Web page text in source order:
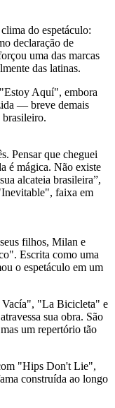
do espetáculo:
declaração de
uma das marcas
das latinas.
Aquí", embora
— breve demais
Pensar que cheguei
é mágica. Não existe
alcateia brasileira”,
faixa em
filhos, Milan e
Escrita como uma
o espetáculo em um
Vacía", "La Bicicleta" e
sua obra. São
um repertório tão
"Hips Don't Lie",
construída ao longo